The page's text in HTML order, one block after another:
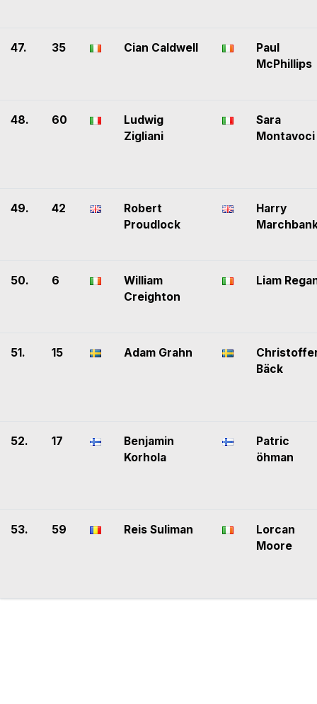
47. 35 Cian Caldwell
Paul
McPhillips
48. 60
Ludwig
Zigliani
Sara
Montavoci
49. 42
Robert
Proudlock
Harry
50. 6
William
Creighton
Liam
51. 15 Adam Grahn
Bäck
52. 17
Benjamin
Korhola
Patric
öhman
53. 59 Reis Suliman
Lorcan
Moore